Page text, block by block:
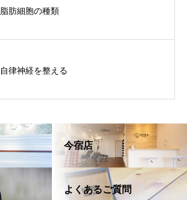
脂肪細胞の種類
自律神経を整える
今宿店
よくあるご質問